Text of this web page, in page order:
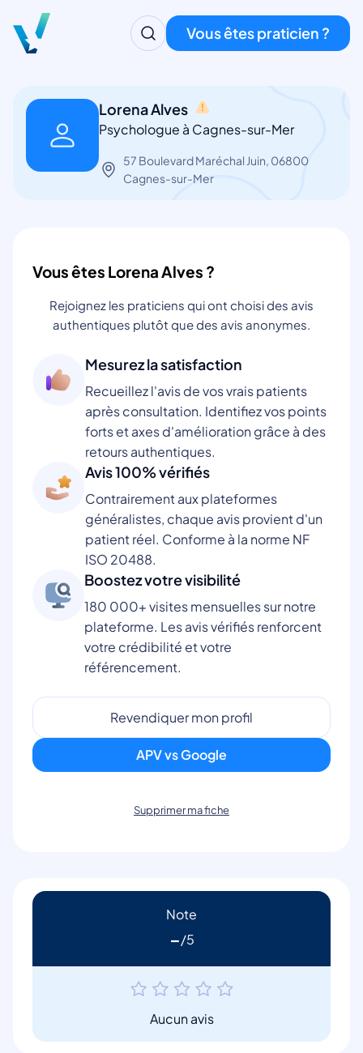
Vous êtes praticien ?
Lorena Alves
Psychologue à Cagnes-sur-Mer
57 Boulevard Maréchal Juin, 06800
Cagnes-sur-Mer
Vous êtes Lorena Alves ?
Rejoignez les praticiens qui ont choisi des avis
authentiques plutôt que des avis anonymes.
Mesurez la satisfaction
Recueillez l'avis de vos vrais patients
après consultation. Identifiez vos points
forts et axes d'amélioration grâce à des
retours authentiques.
Avis 100% vérifiés
Contrairement aux plateformes
généralistes, chaque avis provient d'un
patient réel. Conforme à la norme NF
ISO 20488.
Boostez votre visibilité
180 000+ visites mensuelles sur notre
plateforme. Les avis vérifiés renforcent
votre crédibilité et votre
référencement.
Revendiquer mon profil
APV vs Google
Supprimer ma fiche
Note
-
Aucun avis